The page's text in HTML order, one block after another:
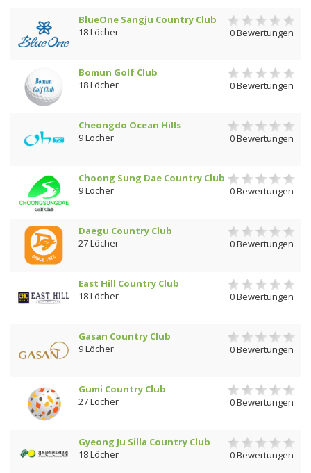
BlueOne Sangju Country Club
18 Löcher
0 Bewertungen
Bomun Golf Club
18 Löcher
0 Bewertungen
Cheongdo Ocean Hills
9 Löcher
0 Bewertungen
Choong Sung Dae Country Club
9 Löcher
0 Bewertungen
Daegu Country Club
27 Löcher
0 Bewertungen
East Hill Country Club
18 Löcher
0 Bewertungen
Gasan Country Club
9 Löcher
0 Bewertungen
Gumi Country Club
27 Löcher
0 Bewertungen
Gyeong Ju Silla Country Club
18 Löcher
0 Bewertungen